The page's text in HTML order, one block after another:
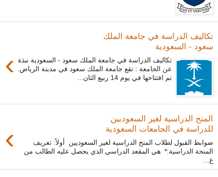
تكاليف الدراسة في جامعة الملك
سعود - السعودية
›
تكاليف الدراسة في جامعة الملك سعود - السعودية نبذة
عن الجامعة : تقع جامعة الملك سعود في مدينة الرياض.
تم افتتاحها في يوم 14 ربيع الثان...
المنح الدراسية لغير السعوديين
للدراسة في الجامعات السعودية
›
ضوابط القبول لطلاب المنح الدراسية لغير السعوديين أولاً: تعريف
المنحة الدراسية:* هي المقعد الدراسي الذي يحصل عليه الطالب من
غ...